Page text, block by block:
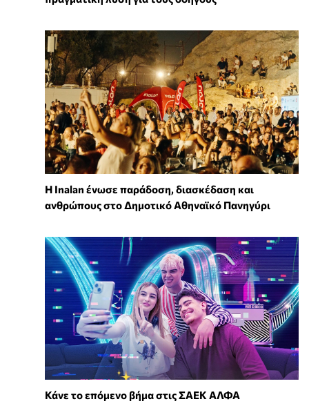
Η Inalan ένωσε παράδοση, διασκέδαση και
ανθρώπους στο Δημοτικό Αθηναϊκό Πανηγύρι
Κάνε το επόμενο βήμα στις ΣΑΕΚ ΑΛΦΑ